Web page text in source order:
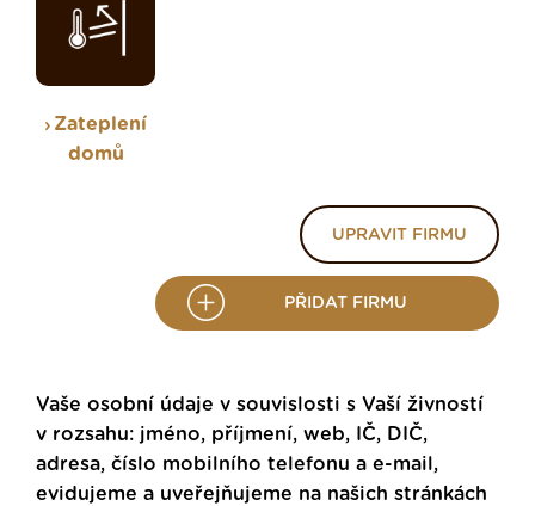
Zateplení
domů
UPRAVIT FIRMU
PŘIDAT FIRMU
Vaše osobní údaje v souvislosti s Vaší živností
v rozsahu: jméno, příjmení, web, IČ, DIČ,
adresa, číslo mobilního telefonu a e-mail,
evidujeme a uveřejňujeme na našich stránkách